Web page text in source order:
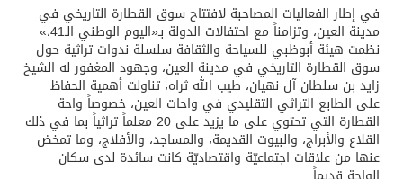
في إطار الفعاليات المصاحبة لافتتاح سوق القطارة التاريخي في
مدينة العين، وتزامناً مع احتفالات الدولة بـ«اليوم الوطني الـ‬41،»
نظمت هيئة أبوظبي للسياحة والثقافة سلسلة ندوات تراثية حول
سوق القطارة التاريخي في مدينة العين، وجهود المغفور له الشيخ
زايد بن سلطان آل نهيان، طيب الله ثراه، تناولت أهمية الحفاظ
على الطابع التراثي التقليدي في واحات العين، خصوصاً واحة
القطارة التي تحتوي على ما يزيد على ‬20 معلماً تراثياً بما في ذلك
القلاع والأبراج، والبيوت القديمة، والمساجد، والأفلاج، وما تمخض
عنها من علاقات اجتماعيّة واقتصاديّة كانت سائدة لدى سكان